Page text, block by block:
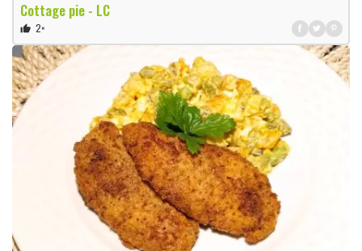
Cottage pie - LC
thumb_up 2×